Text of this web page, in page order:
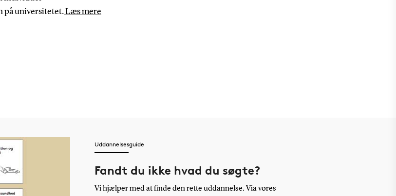
på universitetet.Læs mere
Uddannelsesguide
Fandt du ikke hvad du søgte?
Vi hjælper med at finde den rette uddannelse. Via vores